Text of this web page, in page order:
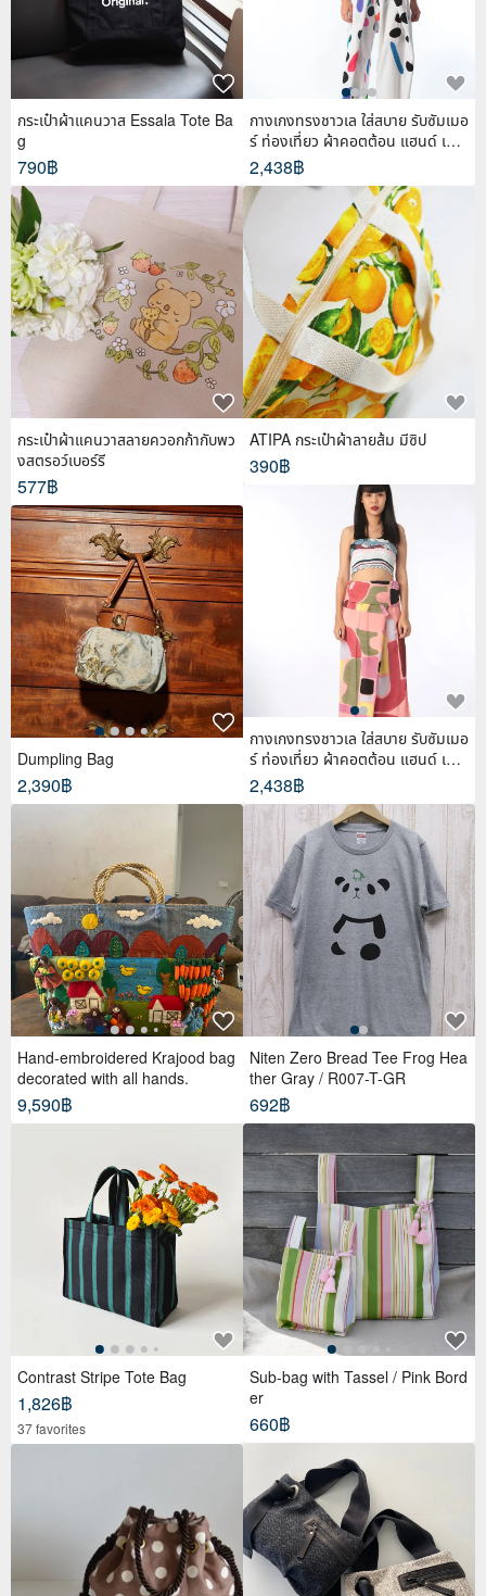
กระเป๋าผ้าแคนวาส Essala Tote Ba
g
790฿
กระเป๋าผ้าแคนวาสลายควอกก้ากับพว
งสตรอว์เบอร์รี
577฿
Dumpling Bag
2,390฿
Hand-embroidered Krajood bag
decorated with all hands.
9,590฿
Contrast Stripe Tote Bag
1,826฿
37 favorites
กางเกงทรงชาวเล ใส่สบาย รับซัมเมอ
ร์ ท่องเที่ยว ผ้าคอตต้อน แฮนด์ เพ้น
ท์
2,438฿
ATIPA กระเป๋าผ้าลายส้ม มีซิป
390฿
กางเกงทรงชาวเล ใส่สบาย รับซัมเมอ
ร์ ท่องเที่ยว ผ้าคอตต้อน แฮนด์ เพ้น
ท์
2,438฿
Niten Zero Bread Tee Frog Hea
ther Gray / R007-T-GR
692฿
Sub-bag with Tassel / Pink Bord
er
660฿